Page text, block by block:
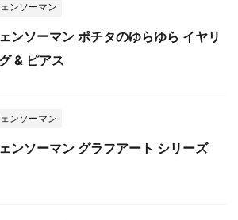
ンソーマン
ンソーマン ポチタのゆらゆら イヤリ
& ピアス
ンソーマン
ンソーマン グラフアート シリーズ